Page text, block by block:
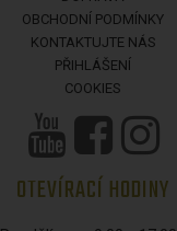
OBCHODNÍ PODMÍNKY
KONTAKTUJTE NÁS
PŘIHLÁŠENÍ
COOKIES
OTEVÍRACÍ HODINY